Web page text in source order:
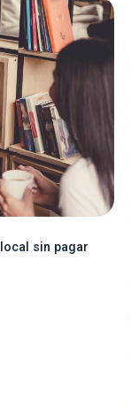
sin pagar